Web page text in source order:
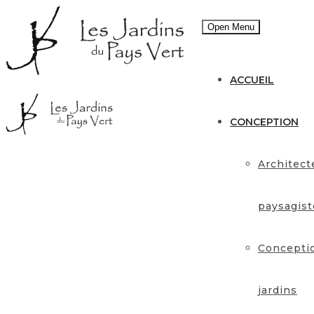
Open Menu
ACCUEIL
CONCEPTION
jardins